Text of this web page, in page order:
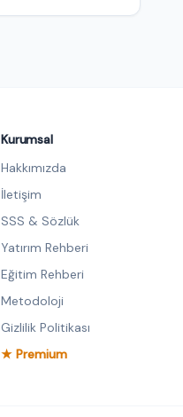
Kurumsal
Hakkımızda
İletişim
SSS & Sözlük
Yatırım Rehberi
Eğitim Rehberi
Metodoloji
Gizlilik Politikası
★ Premium